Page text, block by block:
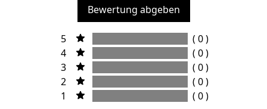
Bewertung abgeben
5
( 0 )
4
( 0 )
3
( 0 )
2
( 0 )
1
( 0 )